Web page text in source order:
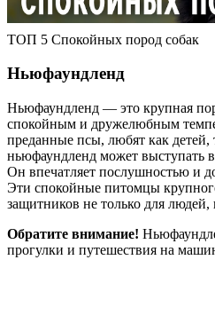
ТОП 5 Спокойных пород собак
Ньюфаундленд
Ньюфаундленд — это крупная
спокойным и дружелюбным
преданные псы, любят как детей,
ньюфаундленд может выступать в
Он впечатляет послушностью и
Эти спокойные питомцы
защитников не только для
Обратите внимание!
прогулки и путешествия на